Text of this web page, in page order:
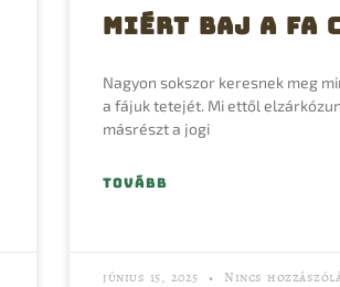
Miért baj a fa
Nagyon sokszor keresnek meg
a fájuk tetejét. Mi ettől
másrészt a jogi
TOVÁBB
június 15, 2025 Nincs